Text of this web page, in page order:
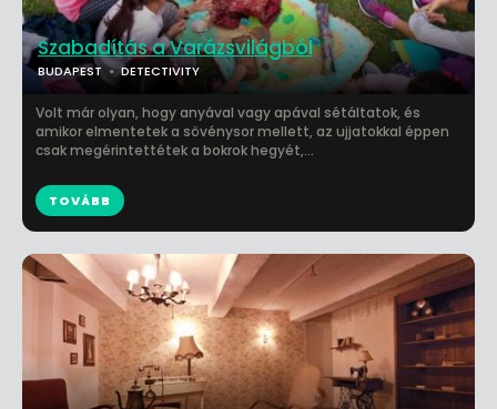
Szabadítás a Varázsvilágból
BUDAPEST DETECTIVITY
Volt már olyan, hogy anyával vagy apával sétáltatok, és
amikor elmentetek a sövénysor mellett, az ujjatokkal éppen
csak megérintettétek a bokrok hegyét,...
TOVÁBB